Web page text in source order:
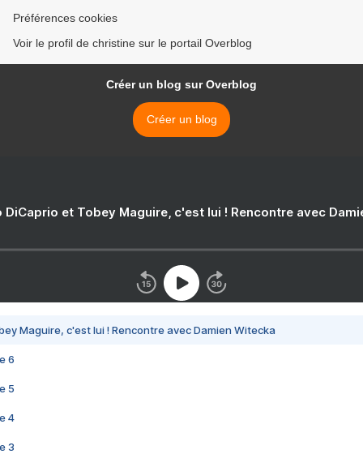
Préférences cookies
Voir le profil de christine sur le portail Overblog
Créer un blog sur Overblog
Créer un blog
DiCaprio et Tobey Maguire, c'est lui ! Rencontre avec
Maguire, c'est lui ! Rencontre avec Damien Witecka
6
5
4
3